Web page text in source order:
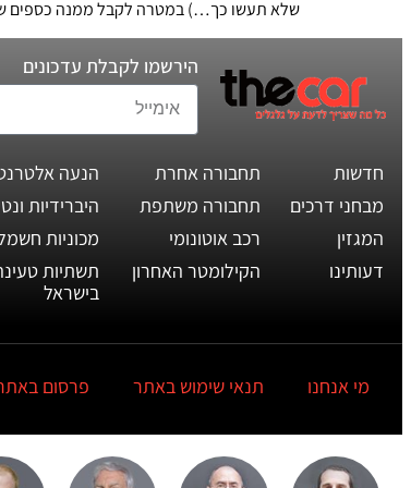
שלא תעשו כך…) במטרה לקבל ממנה כספים
הירשמו לקבלת עדכונים
חדשות
מבחני דרכים
המגזין
דעותינו
תחבורה אחרת
תחבורה משתפת
רכב אוטונומי
הקילומטר האחרון
הנעה
היברידיות
מכוניות
תשתיות
בישראל
מי אנחנו תנאי שימוש באתר פרסום